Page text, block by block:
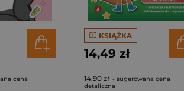
cena
KSIĄŻKA
14,49 zł
14,90 zł - sugerowana cena
detaliczna